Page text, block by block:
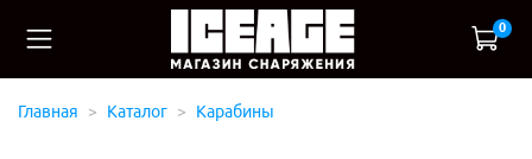
0
Главная Каталог Карабины